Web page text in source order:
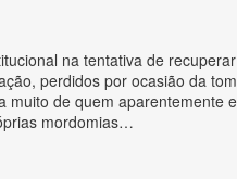
na tentativa de
perdidos por ocasião da
muito de quem aparentemente
mordomias…